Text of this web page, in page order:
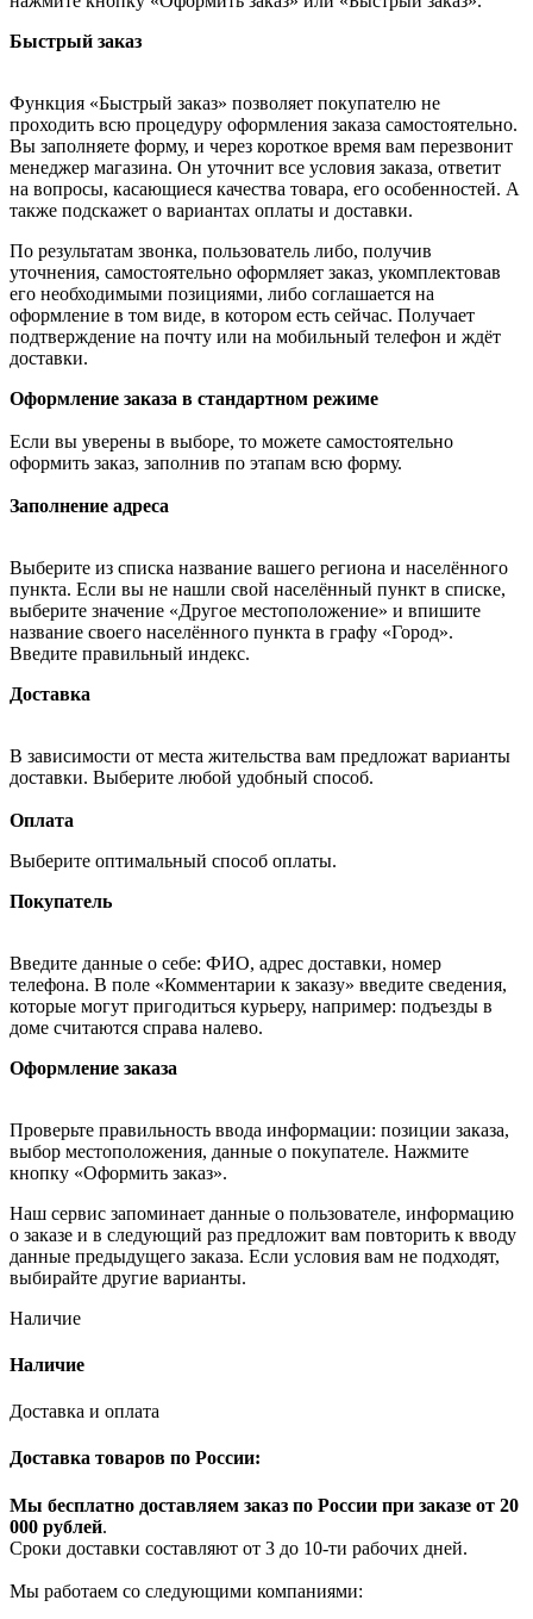
Быстрый заказ
Функция «Быстрый заказ» позволяет покупателю не
проходить всю процедуру оформления заказа самостоятельно.
Вы заполняете форму, и через короткое время вам перезвонит
менеджер магазина. Он уточнит все условия заказа, ответит
на вопросы, касающиеся качества товара, его особенностей. А
также подскажет о вариантах оплаты и доставки.
По результатам звонка, пользователь либо, получив
уточнения, самостоятельно оформляет заказ, укомплектовав
его необходимыми позициями, либо соглашается на
оформление в том виде, в котором есть сейчас. Получает
подтверждение на почту или на мобильный телефон и ждёт
доставки.
Оформление заказа в стандартном режиме
Если вы уверены в выборе, то можете самостоятельно
оформить заказ, заполнив по этапам всю форму.
Заполнение адреса
Выберите из списка название вашего региона и населённого
пункта. Если вы не нашли свой населённый пункт в списке,
выберите значение «Другое местоположение» и впишите
название своего населённого пункта в графу «Город».
Введите правильный индекс.
Доставка
В зависимости от места жительства вам предложат варианты
доставки. Выберите любой удобный способ.
Оплата
Выберите оптимальный способ оплаты.
Покупатель
Введите данные о себе: ФИО, адрес доставки, номер
телефона. В поле «Комментарии к заказу» введите сведения,
которые могут пригодиться курьеру, например: подъезды в
доме считаются справа налево.
Оформление заказа
Проверьте правильность ввода информации: позиции заказа,
выбор местоположения, данные о покупателе. Нажмите
кнопку «Оформить заказ».
Наш сервис запоминает данные о пользователе, информацию
о заказе и в следующий раз предложит вам повторить к вводу
данные предыдущего заказа. Если условия вам не подходят,
выбирайте другие варианты.
Наличие
Наличие
Доставка и оплата
Доставка товаров по России:
Мы бесплатно доставляем заказ по России при заказе от 20
000 рублей.
Сроки доставки составляют от 3 до 10-ти рабочих дней.
Мы работаем со следующими компаниями: